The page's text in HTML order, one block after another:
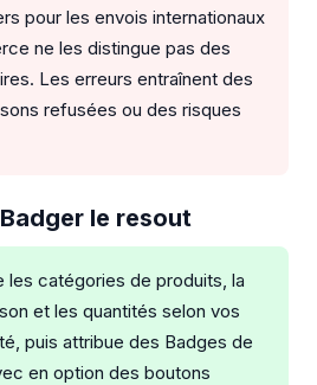
pour les envois internationaux
ne les distingue pas des
Les erreurs entraînent des
refusées ou des risques
le resout
les catégories de produits, la
et les quantités selon vos
puis attribue des Badges de
en option des boutons